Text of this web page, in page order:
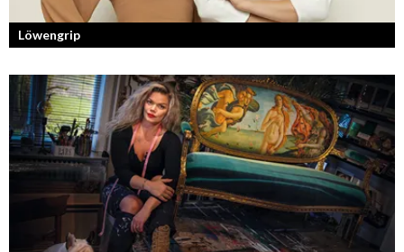
Löwengrip
Från bloggare till influencer och superentreprenör. En resa som fostrat
en kvinnlig entreprenör med en enormt stark förankran...